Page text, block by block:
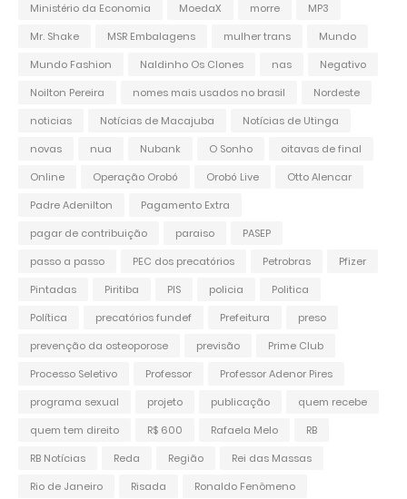
Ministério da Economia
MoedaX morre
MP3
Mr. Shake
MSR Embalagens mulher trans
Mundo
Mundo Fashion
Naldinho Os Clones nas
Negativo
Noilton Pereira
nomes mais usados no brasil
Nordeste
noticias
Notícias de Macajuba
Notícias de Utinga
novas
nua Nubank O Sonho
oitavas de final
Online
Operação Orobó Orobó Live
Otto Alencar
Padre Adenilton
Pagamento Extra
pagar de contribuição
paraiso
PASEP
passo a passo
PEC dos precatórios Petrobras
Pfizer
Pintadas
Piritiba PIS policia
Politica
Política
precatórios fundef Prefeitura
preso
prevenção da osteoporose
previsão
Prime Club
Processo Seletivo
Professor
Professor Adenor Pires
programa sexual
projeto publicação
quem recebe
quem tem direito
R$ 600 Rafaela Melo
RB
RB Notícias
Reda Região
Rei das Massas
Rio de Janeiro
Risada
Ronaldo Fenômeno